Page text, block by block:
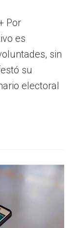
Por
es
sin
su
electoral